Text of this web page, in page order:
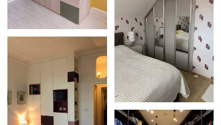
Zoom
Zoom